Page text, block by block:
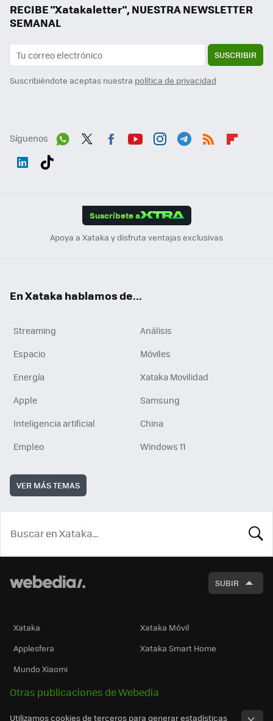
RECIBE "Xatakaletter", NUESTRA NEWSLETTER
SEMANAL
SUSCRIBIR
Suscribiéndote aceptas nuestra política de privacidad
Síguenos
Suscríbete a
Apoya a Xataka y disfruta ventajas exclusivas
En Xataka hablamos de...
Streaming
Análisis
Espacio
Móviles
Energía
Xataka Movilidad
Apple
Samsung
Inteligencia artificial
China
Empleo
Windows 11
VER MÁS TEMAS
SUBIR
Xataka
Xataka Móvil
Applesfera
Xataka Smart Home
Mundo Xiaomi
Otras publicaciones de Webedia
Utilizamos cookies de terceros para generar estadísticas